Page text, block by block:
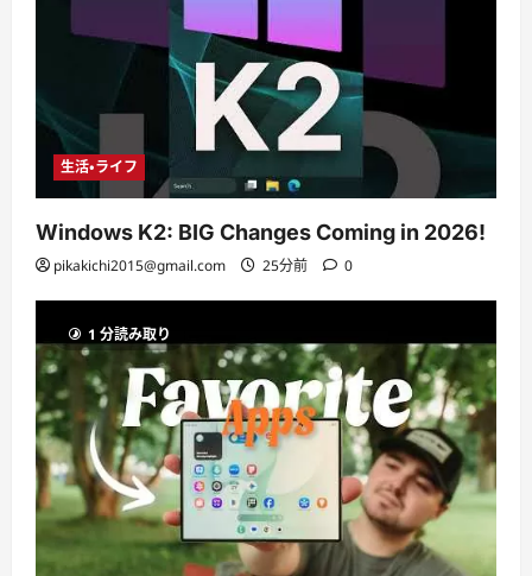
生活・ライフ
Windows K2: BIG Changes Coming in 2026!
pikakichi2015@gmail.com 25分前 0
1 分読み取り